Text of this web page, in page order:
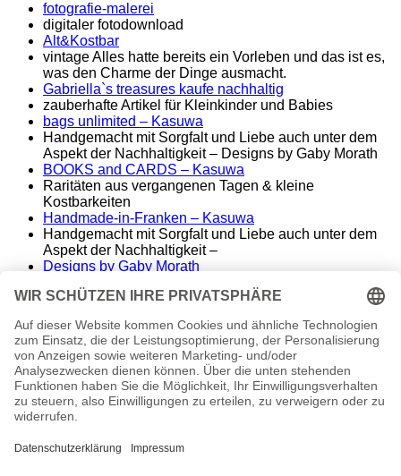
fotografie-malerei
digitaler fotodownload
Alt&Kostbar
vintage Alles hatte bereits ein Vorleben und das ist es,
was den Charme der Dinge ausmacht.
Gabriella`s treasures kaufe nachhaltig
zauberhafte Artikel für Kleinkinder und Babies
bags unlimited – Kasuwa
Handgemacht mit Sorgfalt und Liebe auch unter dem
Aspekt der Nachhaltigkeit – Designs by Gaby Morath
BOOKS and CARDS – Kasuwa
Raritäten aus vergangenen Tagen & kleine
Kostbarkeiten
Handmade-in-Franken – Kasuwa
Handgemacht mit Sorgfalt und Liebe auch unter dem
Aspekt der Nachhaltigkeit –
Designs by Gaby Morath
Fränkischen
Raritäten aus vergangenen Tagen – seltene
Einzelstücke
Famos. – finest music & entertainment
Wir spielen die Songs unserer Helden
conny morath
stimme – sprache – ausdruck
© 2024 babyvintage by Gaby Morath